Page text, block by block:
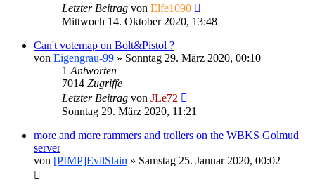
Letzter Beitrag von Elfe1090
Mittwoch 14. Oktober 2020, 13:48
Can't votemap on Bolt&Pistol ?
von Eigengrau-99 » Sonntag 29. März 2020, 00:10
1 Antworten
7014 Zugriffe
Letzter Beitrag von JLe72
Sonntag 29. März 2020, 11:21
more and more rammers and trollers on the WBKS Golmud
server
von [PIMP]EvilSlain » Samstag 25. Januar 2020, 00:02